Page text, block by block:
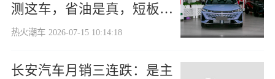
测这车，省油是真，短板也
客观
热火潮车 2026-07-15 10:14:18
长安汽车月销三连跌：是主